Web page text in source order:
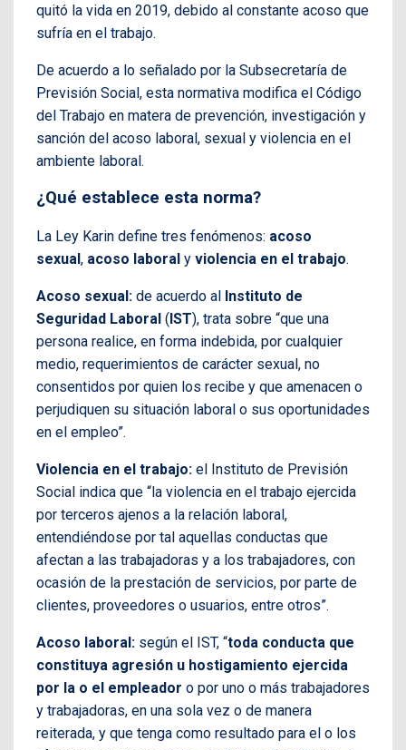
quitó la vida en 2019, debido al constante acoso que
sufría en el trabajo.
De acuerdo a lo señalado por la Subsecretaría de
Previsión Social, esta normativa modifica el Código
del Trabajo en matera de prevención, investigación y
sanción del acoso laboral, sexual y violencia en el
ambiente laboral.
¿Qué establece esta norma?
La Ley Karin define tres fenómenos: acoso
sexual, acoso laboral y violencia en el trabajo.
Acoso sexual: de acuerdo al Instituto de
Seguridad Laboral (IST), trata sobre “que una
persona realice, en forma indebida, por cualquier
medio, requerimientos de carácter sexual, no
consentidos por quien los recibe y que amenacen o
perjudiquen su situación laboral o sus oportunidades
en el empleo”.
Violencia en el trabajo: el Instituto de Previsión
Social indica que “la violencia en el trabajo ejercida
por terceros ajenos a la relación laboral,
entendiéndose por tal aquellas conductas que
afectan a las trabajadoras y a los trabajadores, con
ocasión de la prestación de servicios, por parte de
clientes, proveedores o usuarios, entre otros”.
Acoso laboral: según el IST, “toda conducta que
constituya agresión u hostigamiento ejercida
por la o el empleador o por uno o más trabajadores
y trabajadoras, en una sola vez o de manera
reiterada, y que tenga como resultado para el o los